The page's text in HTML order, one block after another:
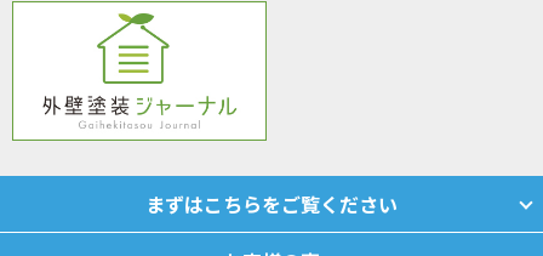
まずはこちらをご覧ください